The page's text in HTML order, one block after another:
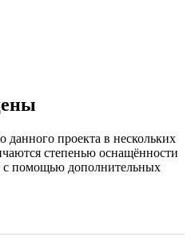
данного проекта в нескольких
степенью оснащённости
помощью дополнительных